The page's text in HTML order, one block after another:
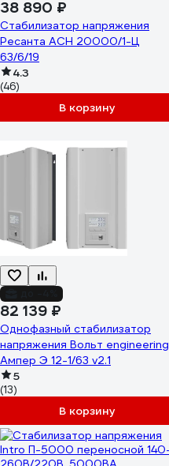
38 890 ₽
Стабилизатор напряжения
Ресанта АСН 20000/1-Ц
63/6/19
4.3
(46)
В корзину
82 139 ₽
Однофазный стабилизатор
напряжения Вольт engineering
Ампер Э 12-1/63 v2.1
5
(13)
В корзину